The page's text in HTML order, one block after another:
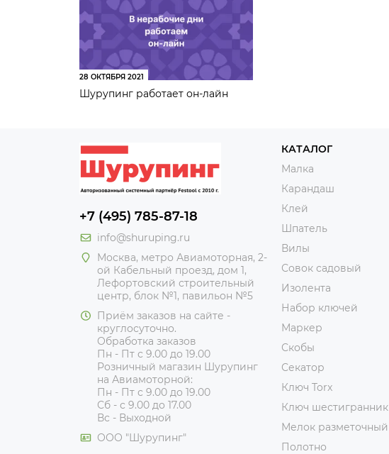
28 ОКТЯБРЯ 2021
Шурупинг работает он-лайн
+7 (495) 785-87-18
info@shuruping.ru
Москва, метро Авиамоторная, 2-
ой Кабельный проезд, дом 1,
Лефортовский строительный
центр, блок №1, павильон №5
Приём заказов на сайте -
круглосуточно.
Обработка заказов
Пн - Пт с 9.00 до 19.00
Розничный магазин Шурупинг
на Авиамоторной:
Пн - Пт с 9.00 до 19.00
Сб - с 9.00 до 17.00
Вс - Выходной
ООО "Шурупинг"
КАТАЛОГ
Малка
Карандаш
Клей
Шпатель
Вилы
Совок садовый
Изолента
Набор ключей
Маркер
Скобы
Секатор
Ключ Torx
Ключ шестигранник
Мелок разметочный
Полотно